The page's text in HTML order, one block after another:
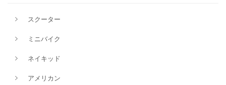
スクーター
ミニバイク
ネイキッド
アメリカン
排気量
価格